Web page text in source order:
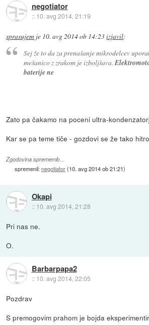
negotiator
:: 10. avg 2014, 21:19
sprasujem je 10. avg 2014 ob 14:23izjavil:
Sej že to da za prenašanje mikrodelcev
mešanico z zrakom je izboljšava.
baterije ne
Zato pa čakamo na poceni ultra-
Kar se pa teme tiče - gozdovi se že tako
Zgodovina sprememb…
spremenil:negotiator(10. avg 2014 ob 21:21)
Okapi
:: 10. avg 2014, 21:28
Pri nas ne.
O.
Barbarpapa2
:: 10. avg 2014, 22:05
Pozdrav
S premogovim prahom je bojda